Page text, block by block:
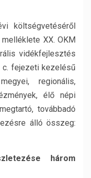
költségvetéséről
XX. OKM
vidékfejlesztés
c. fejezeti kezelésű
regionális,
élő népi
továbbadó
álló összeg:
három